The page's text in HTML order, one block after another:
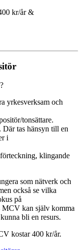
kr/år &
yrkesverksam och
tonsättare.
Där tas hänsyn till en
i
klingande
som nätverk och
också se vilka
på
MCV kan själv komma
bli en resurs.
kostar 400 kr/år.